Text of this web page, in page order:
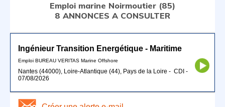
Emploi marine Noirmoutier (85)
8 ANNONCES A CONSULTER
Ingénieur Transition Energétique - Maritime
Emploi BUREAU VERITAS Marine Offshore
Nantes (44000), Loire-Atlantique (44), Pays de la Loire - CDI -
07/08/2026